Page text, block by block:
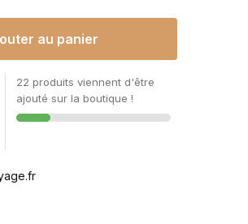
au panier
22 produits viennent d'être
ajouté sur la boutique !